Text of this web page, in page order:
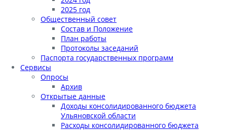
2025 год
Общественный совет
Состав и Положение
План работы
Протоколы заседаний
Паспорта государственных программ
Сервисы
Опросы
Архив
Открытые данные
Доходы консолидированного бюджета
Ульяновской области
Расходы консолидированного бюджета